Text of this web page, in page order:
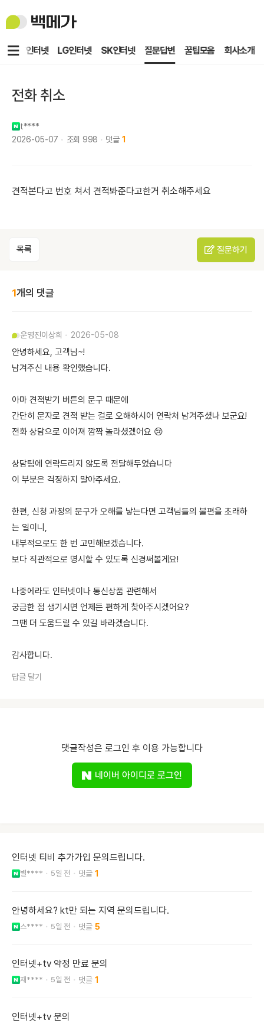
백
메
KT인터넷 LG인터넷 SK인터넷 질문답변 꿀팁모음 회사소개
메
전화 취소
t****
2026-05-07
조회 998 댓글 1
견적본다고 번호 쳐서 견적봐준다고한거 취소해주세요
목록 질문하기
1개의 댓글
운영진이상희 2026-05-08
안녕하세요, 고객님~!
남겨주신 내용 확인했습니다.
아마 견적받기 버튼의 문구 때문에
간단히 문자로 견적 받는 걸로 오해하시어 연락처 남겨주셨나 보군요!
전화 상담으로 이어져 깜짝 놀라셨겠어요 😢
상담팀에 연락드리지 않도록 전달해두었습니다
이 부분은 걱정하지 말아주세요.
한편, 신청 과정의 문구가 오해를 낳는다면 고객님들의 불편을 초래하
는 일이니,
내부적으로도 한 번 고민해보겠습니다.
보다 직관적으로 명시할 수 있도록 신경써볼게요!
나중에라도 인터넷이나 통신상품 관련해서
궁금한 점 생기시면 언제든 편하게 찾아주시겠어요?
그땐 더 도움드릴 수 있길 바라겠습니다.
감사합니다.
답글 달기
댓글작성은 로그인 후 이용 가능합니다
네이버 아이디로 로그인
인터넷 티비 추가가입 문의드립니다.
별**** 5일 전 1
안녕하세요? kt만 되는 지역 문의드립니다.
스**** 5일 전 5
인터넷+tv 약정 만료 문의
재**** 5일 전 1
인터넷+tv 문의